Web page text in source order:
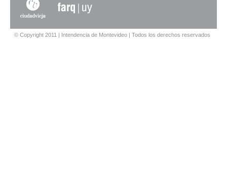
© Copyright 2011 | Intendencia de Montevideo | Todos los derechos reservados